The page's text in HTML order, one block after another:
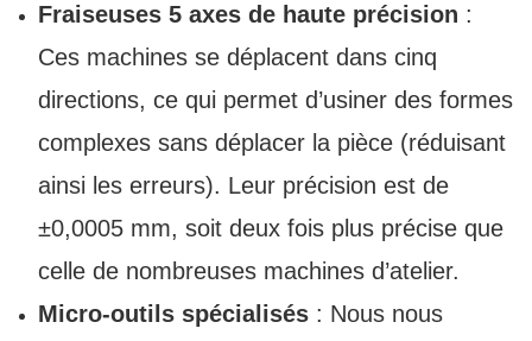
Fraiseuses 5 axes de haute précision :
Ces machines se déplacent dans cinq
directions, ce qui permet d’usiner des formes
complexes sans déplacer la pièce (réduisant
ainsi les erreurs). Leur précision est de
±0,0005 mm, soit deux fois plus précise que
celle de nombreuses machines d’atelier.
Micro-outils spécialisés: Nous nous